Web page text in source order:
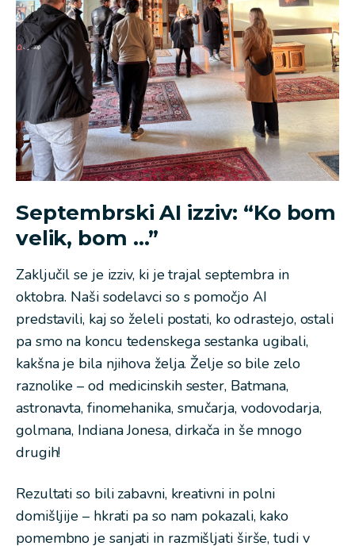
Septembrski AI izziv: “Ko bom
velik, bom …”
Zaključil se je izziv, ki je trajal septembra in
oktobra. Naši sodelavci so s pomočjo AI
predstavili, kaj so želeli postati, ko odrastejo, ostali
pa smo na koncu tedenskega sestanka ugibali,
kakšna je bila njihova želja. Želje so bile zelo
raznolike – od medicinskih sester, Batmana,
astronavta, finomehanika, smučarja, vodovodarja,
golmana, Indiana Jonesa, dirkača in še mnogo
drugih!
Rezultati so bili zabavni, kreativni in polni
domišljije – hkrati pa so nam pokazali, kako
pomembno je sanjati in razmišljati širše, tudi v